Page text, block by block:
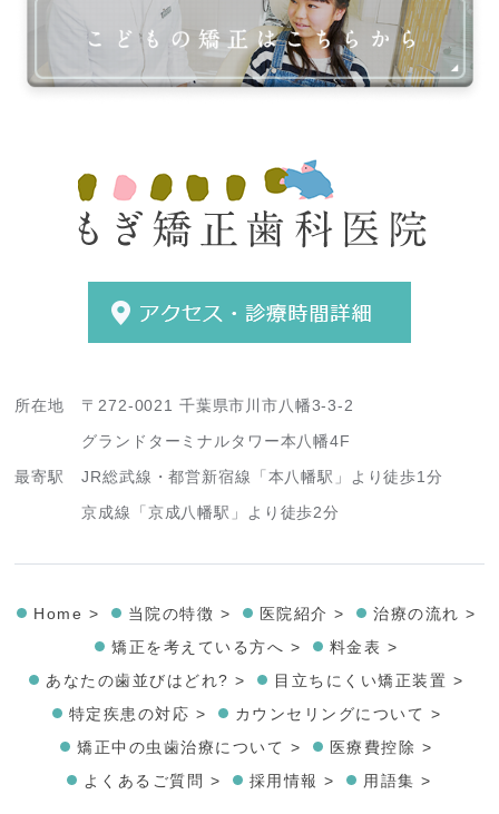
所在地
〒272-0021 千葉県市川市八幡3-3-2
グランドターミナルタワー本八幡4F
最寄駅
JR総武線・都営新宿線「本八幡駅」より徒歩1分
京成線「京成八幡駅」より徒歩2分
Home > 当院の特徴 > 医院紹介 >
治療の流れ >
矯正を考えている方へ >
料金表 >
あなたの歯並びはどれ? >
目立ちにくい矯正装置 >
特定疾患の対応 >
カウンセリングについて >
矯正中の虫歯治療について >
医療費控除 >
よくあるご質問 >
採用情報 > 用語集 >